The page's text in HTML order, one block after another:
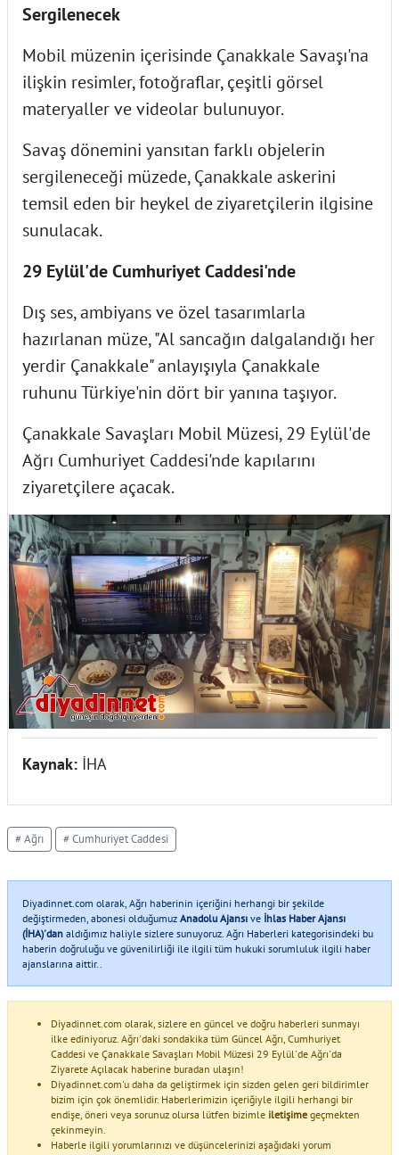
Sergilenecek
Mobil müzenin içerisinde Çanakkale Savaşı'na
ilişkin resimler, fotoğraflar, çeşitli görsel
materyaller ve videolar bulunuyor.
Savaş dönemini yansıtan farklı objelerin
sergileneceği müzede, Çanakkale askerini
temsil eden bir heykel de ziyaretçilerin ilgisine
sunulacak.
29 Eylül'de Cumhuriyet Caddesi'nde
Dış ses, ambiyans ve özel tasarımlarla
hazırlanan müze, "Al sancağın dalgalandığı her
yerdir Çanakkale" anlayışıyla Çanakkale
ruhunu Türkiye'nin dört bir yanına taşıyor.
Çanakkale Savaşları Mobil Müzesi, 29 Eylül'de
Ağrı Cumhuriyet Caddesi'nde kapılarını
ziyaretçilere açacak.
Kaynak: İHA
# Ağrı # Cumhuriyet Caddesi
Diyadinnet.com olarak, Ağrı haberinin içeriğini herhangi bir şekilde
değiştirmeden, abonesi olduğumuz Anadolu Ajansı ve İhlas Haber Ajansı
(İHA)'dan aldığımız haliyle sizlere sunuyoruz. Ağrı Haberleri kategorisindeki bu
haberin doğruluğu ve güvenilirliği ile ilgili tüm hukuki sorumluluk ilgili haber
ajanslarına aittir..
Diyadinnet.com olarak, sizlere en güncel ve doğru haberleri sunmayı
ilke ediniyoruz. Ağrı'daki sondakika tüm Güncel Ağrı, Cumhuriyet
Caddesi ve Çanakkale Savaşları Mobil Müzesi 29 Eylül'de Ağrı'da
Ziyarete Açılacak haberine buradan ulaşın!
Diyadinnet.com'u daha da geliştirmek için sizden gelen geri bildirimler
bizim için çok önemlidir. Haberlerimizin içeriğiyle ilgili herhangi bir
endişe, öneri veya sorunuz olursa lütfen bizimle iletişime geçmekten
çekinmeyin.
Haberle ilgili yorumlarınızı ve düşüncelerinizi aşağıdaki yorum